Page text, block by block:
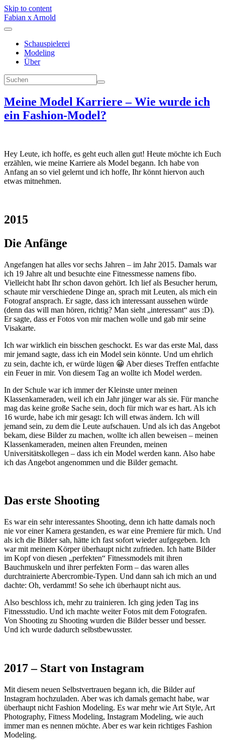
Skip to content
Fabian x Arnold
Schauspielerei
Modeling
Über
Meine Model Karriere – Wie wurde ich
ein Fashion-Model?
Hey Leute, ich hoffe, es geht euch allen gut! Heute möchte ich Euch
erzählen, wie meine Karriere als Model begann. Ich habe von
Anfang an so viel gelernt und ich hoffe, Ihr könnt hiervon auch
etwas mitnehmen.
2015
Die Anfänge
Angefangen hat alles vor sechs Jahren – im Jahr 2015. Damals war
ich 19 Jahre alt und besuchte eine Fitnessmesse namens fibo.
Vielleicht habt Ihr schon davon gehört. Ich lief als Besucher herum,
schaute mir verschiedene Dinge an, sprach mit Leuten, als mich ein
Fotograf ansprach. Er sagte, dass ich interessant aussehen würde
(denn das will man hören, richtig? Man sieht „interessant“ aus :D).
Er sagte, dass er Fotos von mir machen wolle und gab mir seine
Visakarte.
Ich war wirklich ein bisschen geschockt. Es war das erste Mal, dass
mir jemand sagte, dass ich ein Model sein könnte. Und um ehrlich
zu sein, dachte ich, er würde lügen 😀 Aber dieses Treffen entfachte
ein Feuer in mir. Von diesem Tag an wollte ich Model werden.
In der Schule war ich immer der Kleinste unter meinen
Klassenkameraden, weil ich ein Jahr jünger war als sie. Für manche
mag das keine große Sache sein, doch für mich war es hart. Als ich
16 wurde, habe ich mir gesagt: Ich will etwas ändern. Ich will
jemand sein, zu dem die Leute aufschauen. Und als ich das Angebot
bekam, diese Bilder zu machen, wollte ich allen beweisen – meinen
Klassenkameraden, meinen alten Freunden, meinen
Universitätskollegen – dass ich ein Model werden kann. Also habe
ich das Angebot angenommen und die Bilder gemacht.
Das erste Shooting
Es war ein sehr interessantes Shooting, denn ich hatte damals noch
nie vor einer Kamera gestanden, es war eine Premiere für mich. Und
als ich die Bilder sah, hätte ich fast sofort wieder aufgegeben. Ich
war mit meinem Körper überhaupt nicht zufrieden. Ich hatte Bilder
im Kopf von diesen „perfekten“ Fitnessmodels mit ihren
Bauchmuskeln und ihrer perfekten Form – das waren alles
durchtrainierte Abercrombie-Typen. Und dann sah ich mich an und
dachte: Oh, verdammt! So sehe ich überhaupt nicht aus.
Also beschloss ich, mehr zu trainieren. Ich ging jeden Tag ins
Fitnessstudio. Und ich machte weiter Fotos mit dem Fotografen.
Von Shooting zu Shooting wurden die Bilder besser und besser.
Und ich wurde dadurch selbstbewusster.
2017 – Start von Instagram
Mit diesem neuen Selbstvertrauen begann ich, die Bilder auf
Instagram hochzuladen. Aber was ich damals gemacht habe, war
überhaupt nicht Fashion Modeling. Es war mehr wie Art Style, Art
Photography, Fitness Modeling, Instagram Modeling, wie auch
immer man es nennen möchte. Aber es war kein richtiges Fashion
Modeling.